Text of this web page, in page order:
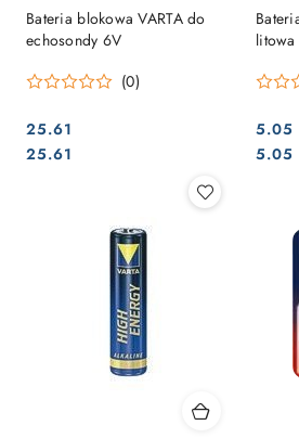
Bateria blokowa VARTA do
echosondy 6V
(0)
Cena:
25.61
Cena:
25.61 Cena:
5.05
Cena:
5.05